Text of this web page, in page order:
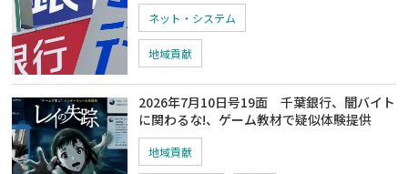
ネット・システム
地域貢献
2026年7月10日号19面 千葉銀行、闇バイト
に関わるな!、ゲーム教材で疑似体験提供
地域貢献